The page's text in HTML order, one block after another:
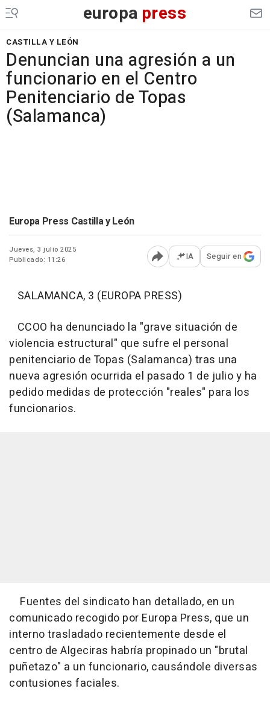
europa press
CASTILLA Y LEÓN
Denuncian una agresión a un
funcionario en el Centro
Penitenciario de Topas
(Salamanca)
Europa Press Castilla y León
Jueves, 3 julio 2025
Publicado: 11:26
Abrir opciones para
IA Seguir en
SALAMANCA, 3 (EUROPA PRESS)
CCOO ha denunciado la "grave situación de
violencia estructural" que sufre el personal
penitenciario de Topas (Salamanca) tras una
nueva agresión ocurrida el pasado 1 de julio y ha
pedido medidas de protección "reales" para los
funcionarios.
Fuentes del sindicato han detallado, en un
comunicado recogido por Europa Press, que un
interno trasladado recientemente desde el
centro de Algeciras habría propinado un "brutal
puñetazo" a un funcionario, causándole diversas
contusiones faciales.